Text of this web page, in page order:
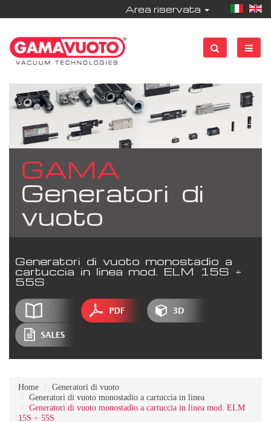
Area riservata
GAMA
Generatori di
vuoto
Generatori di vuoto monostadio a
cartuccia in linea mod. ELM 15S ÷
55S
Home
Generatori di vuoto
Generatori di vuoto monostadio a cartuccia in linea
Generatori di vuoto monostadio a cartuccia in linea mod. ELM
15S ÷ 55S